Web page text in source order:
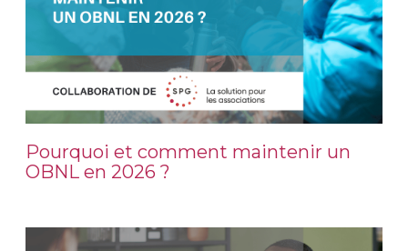
Pourquoi et comment maintenir un
OBNL en 2026 ?